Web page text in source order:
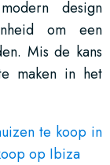
design
om een
Mis de kans
maken in het
te koop in
op Ibiza